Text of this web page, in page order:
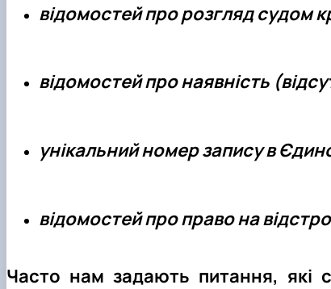
відомостей про розгляд судом
відомостей про наявність
унікальний номер запису в
відомостей про право на
Часто нам задають питання, які